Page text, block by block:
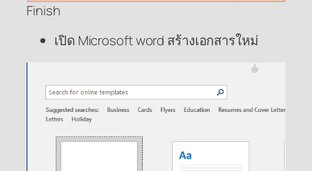
Finish
เปิด Microsoft word สร้างเอกสารใหม่